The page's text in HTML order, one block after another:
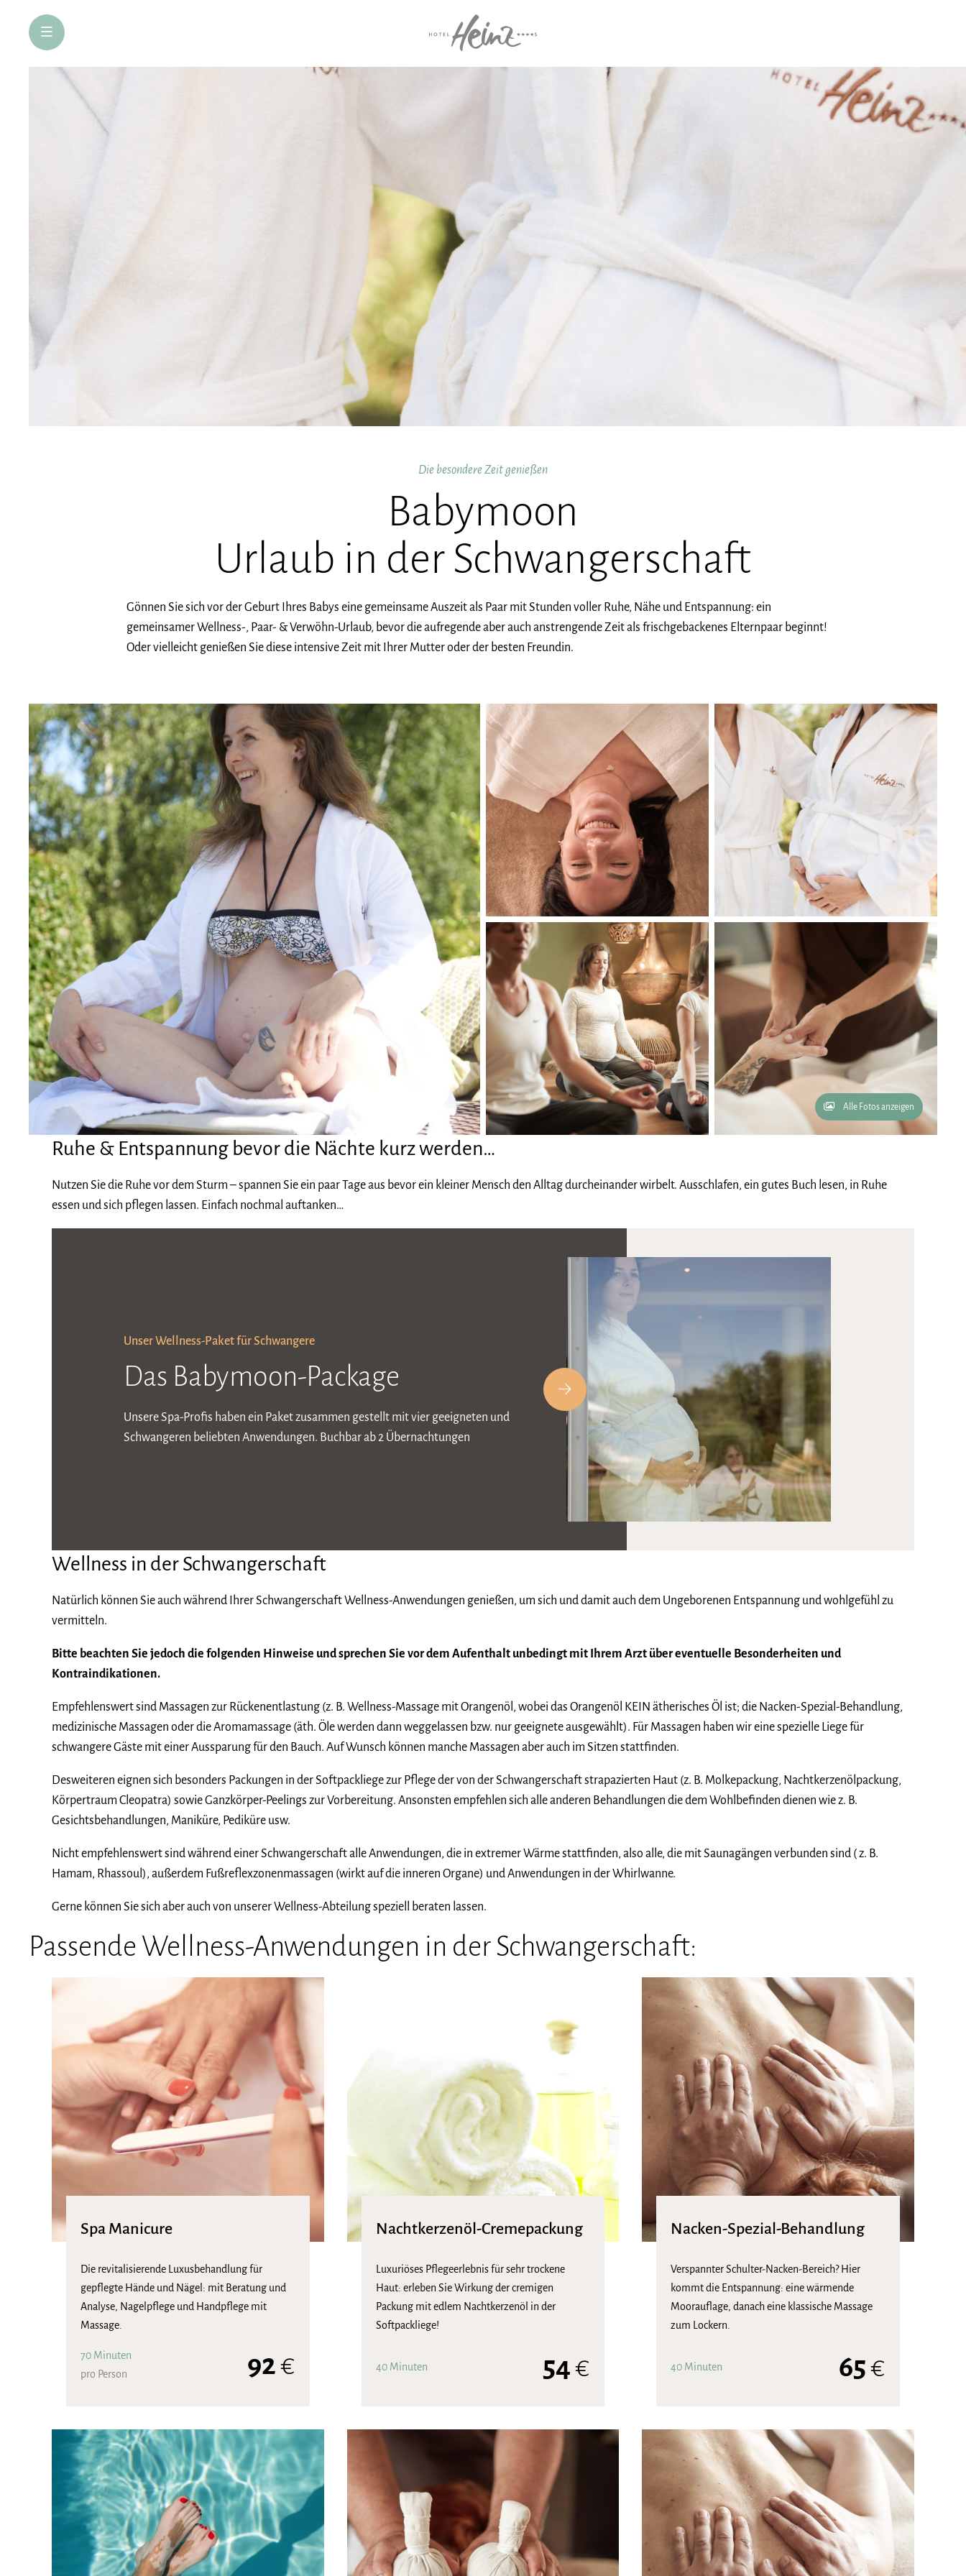
öffne Navigation
Die besondere Zeit genießen
Babymoon
Urlaub in der Schwangerschaft
Gönnen Sie sich vor der Geburt Ihres Babys eine gemeinsame Auszeit als Paar mit Stunden voller Ruhe, Nähe und Entspannung: ein
gemeinsamer Wellness-, Paar- & Verwöhn-Urlaub, bevor die aufregende aber auch anstrengende Zeit als frischgebackenes Elternpaar beginnt!
Oder vielleicht genießen Sie diese intensive Zeit mit Ihrer Mutter oder der besten Freundin.
Alle Fotos anzeigen
Ruhe & Entspannung bevor die Nächte kurz werden…
Nutzen Sie die Ruhe vor dem Sturm – spannen Sie ein paar Tage aus bevor ein kleiner Mensch den Alltag durcheinander wirbelt. Ausschlafen, ein gutes Buch lesen, in Ruhe
essen und sich pflegen lassen. Einfach nochmal auftanken…
Unser Wellness-Paket für Schwangere
Das Babymoon-Package
Unsere Spa-Profis haben ein Paket zusammen gestellt mit vier geeigneten und
Schwangeren beliebten Anwendungen. Buchbar ab 2 Übernachtungen
Wellness in der Schwangerschaft
Natürlich können Sie auch während Ihrer Schwangerschaft Wellness-Anwendungen genießen, um sich und damit auch dem Ungeborenen Entspannung und wohlgefühl zu
vermitteln.
Bitte beachten Sie jedoch die folgenden Hinweise und sprechen Sie vor dem Aufenthalt unbedingt mit Ihrem Arzt über eventuelle Besonderheiten und
Kontraindikationen.
Empfehlenswert sind Massagen zur Rückenentlastung (z. B. Wellness-Massage mit Orangenöl, wobei das Orangenöl KEIN ätherisches Öl ist; die Nacken-Spezial-Behandlung,
medizinische Massagen oder die Aromamassage (äth. Öle werden dann weggelassen bzw. nur geeignete ausgewählt). Für Massagen haben wir eine spezielle Liege für
schwangere Gäste mit einer Aussparung für den Bauch. Auf Wunsch können manche Massagen aber auch im Sitzen stattfinden.
Desweiteren eignen sich besonders Packungen in der Softpackliege zur Pflege der von der Schwangerschaft strapazierten Haut (z. B. Molkepackung, Nachtkerzenölpackung,
Körpertraum Cleopatra) sowie Ganzkörper-Peelings zur Vorbereitung. Ansonsten empfehlen sich alle anderen Behandlungen die dem Wohlbefinden dienen wie z. B.
Gesichtsbehandlungen, Maniküre, Pediküre usw.
Nicht empfehlenswert sind während einer Schwangerschaft alle Anwendungen, die in extremer Wärme stattfinden, also alle, die mit Saunagängen verbunden sind ( z. B.
Hamam, Rhassoul), außerdem Fußreflexzonenmassagen (wirkt auf die inneren Organe) und Anwendungen in der Whirlwanne.
Gerne können Sie sich aber auch von unserer Wellness-Abteilung speziell beraten lassen.
Passende Wellness-Anwendungen in der Schwangerschaft:
Spa Manicure
Die revitalisierende Luxusbehandlung für
gepflegte Hände und Nägel: mit Beratung und
Analyse, Nagelpflege und Handpflege mit
Massage.
70 Minuten
pro Person
92€
Nachtkerzenöl-Cremepackung
Luxuriöses Pflegeerlebnis für sehr trockene
Haut: erleben Sie Wirkung der cremigen
Packung mit edlem Nachtkerzenöl in der
Softpackliege!
40 Minuten 54€
Nacken-Spezial-Behandlung
Verspannter Schulter-Nacken-Bereich? Hier
kommt die Entspannung: eine wärmende
Moorauflage, danach eine klassische Massage
zum Lockern.
40 Minuten 65€